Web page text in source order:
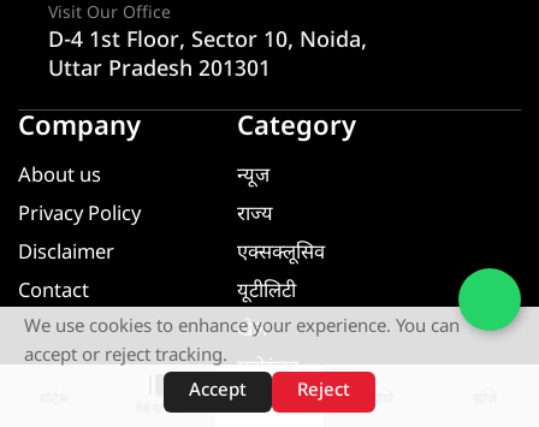
वेब स्टोरीज़
Visit Our Office
D-4 1st Floor, Sector 10, Noida,
Uttar Pradesh 201301
Company
About us
Privacy Policy
Disclaimer
Contact
Category
न्यूज
राज्य
एक्सक्लूसिव
यूटीलिटी
खेल
मनोरंजन
धर्म ज्ञान
We use cookies to enhance your experience. You can
accept or reject tracking.
Accept
Reject